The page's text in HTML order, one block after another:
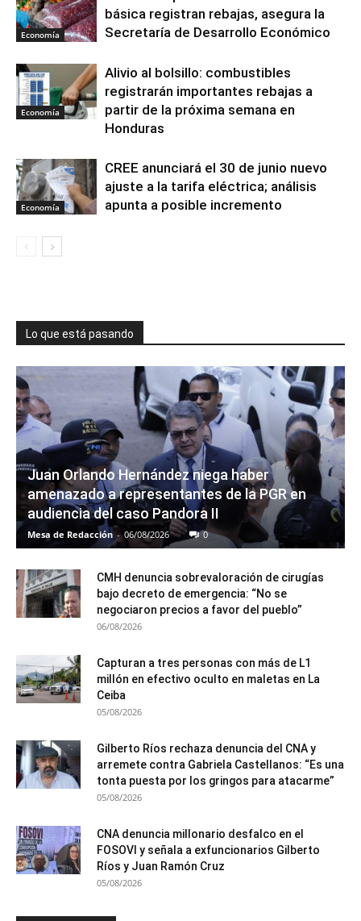
Economía
básica registran rebajas, asegura la
Secretaría de Desarrollo Económico
Economía
Alivio al bolsillo: combustibles
registrarán importantes rebajas a
partir de la próxima semana en
Honduras
Economía
CREE anunciará el 30 de junio nuevo
ajuste a la tarifa eléctrica; análisis
apunta a posible incremento
Lo que está pasando
Juan Orlando Hernández niega haber
amenazado a representantes de la PGR en
audiencia del caso Pandora II
Mesa de Redacción - 06/08/2026 0
CMH denuncia sobrevaloración de cirugías
bajo decreto de emergencia: “No se
negociaron precios a favor del pueblo”
06/08/2026
Capturan a tres personas con más de L1
millón en efectivo oculto en maletas en La
Ceiba
05/08/2026
Gilberto Ríos rechaza denuncia del CNA y
arremete contra Gabriela Castellanos: “Es una
tonta puesta por los gringos para atacarme”
05/08/2026
CNA denuncia millonario desfalco en el
FOSOVI y señala a exfuncionarios Gilberto
Ríos y Juan Ramón Cruz
05/08/2026